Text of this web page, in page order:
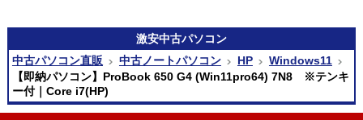
激安中古パソコン
中古パソコン直販
中古ノートパソコン HP
Windows11
【即納パソコン】ProBook 650 G4 (Win11pro64) 7N8 ※テンキ
ー付｜Core i7(HP)